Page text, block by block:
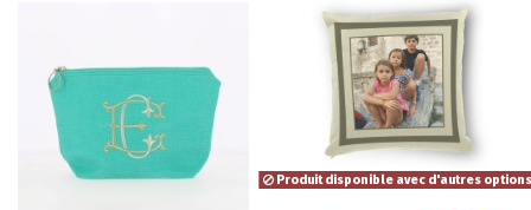
Produit disponible avec d'autres options